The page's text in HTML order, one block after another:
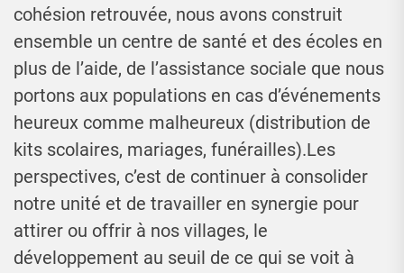
cohésion retrouvée, nous avons construit
ensemble un centre de santé et des écoles en
plus de l’aide, de l’assistance sociale que nous
portons aux populations en cas d’événements
heureux comme malheureux (distribution de
kits scolaires, mariages, funérailles).Les
perspectives, c’est de continuer à consolider
notre unité et de travailler en synergie pour
attirer ou offrir à nos villages, le
développement au seuil de ce qui se voit à